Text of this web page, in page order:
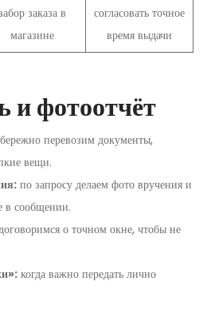
заказа в
магазине
согласовать точное
время выдачи
и фотоотчёт
бережно перевозим документы,
вещи.
по запросу делаем фото вручения и
в сообщении.
о точном окне, чтобы не
когда важно передать лично